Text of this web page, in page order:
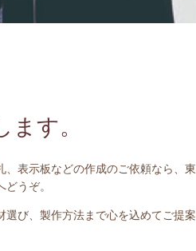
す。
表示板などの作成のご依頼なら、東
うぞ。
び、製作方法まで心を込めてご提案